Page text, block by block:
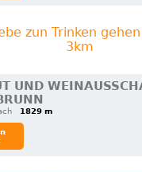
zun Trinken
3km
UND
1829 m